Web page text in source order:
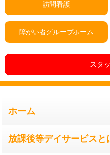
訪問看護
障がい者グループホーム
スタ
ホーム
放課後等デイサービスと